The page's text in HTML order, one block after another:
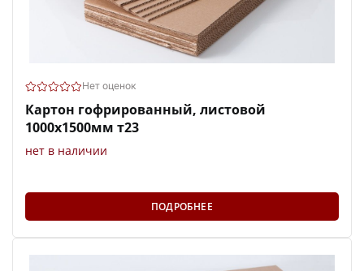
Нет оценок
Картон гофрированный, листовой
1000х1500мм т23
нет в наличии
ПОДРОБНЕЕ